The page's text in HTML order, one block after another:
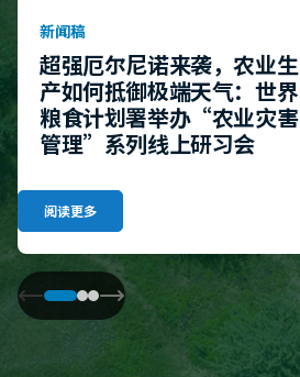
新闻稿
超强厄尔尼诺来袭，农业生
产如何抵御极端天气：世界
粮食计划署举办“农业灾害
管理”系列线上研习会
阅读更多